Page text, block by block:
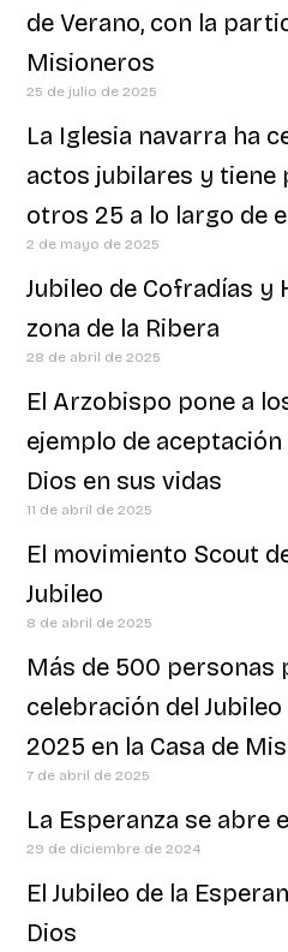
de Verano, con la
Misioneros
25 de julio de 2025
La Iglesia navarra ha
actos jubilares y tiene
otros 25 a lo largo de
2 de mayo de 2025
Jubileo de Cofradías y
zona de la Ribera
28 de abril de 2025
El Arzobispo pone a
ejemplo de
Dios en sus vidas
11 de abril de 2025
El movimiento Scout
Jubileo
8 de abril de 2025
Más de 500 personas
celebración del
2025 en la Casa de
7 de abril de 2025
La Esperanza se abre
29 de diciembre de 2024
El Jubileo de la
Dios